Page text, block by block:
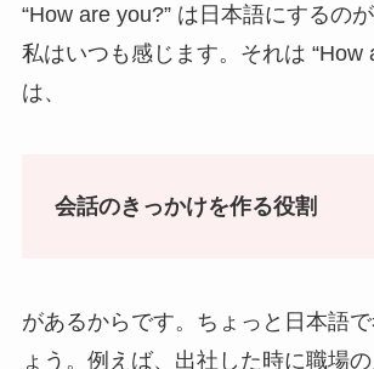
“How are you?” は日本語にするの
私はいつも感じます。それは “How
は、
会話のきっかけを作る役割
があるからです。ちょっと日本語
ょう。例えば、出社した時に職場